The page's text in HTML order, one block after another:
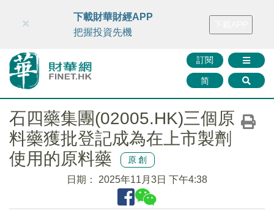
財華智庫網 FINTV FINMETA 財華證券 媒體矩陣
訂閱
简
×
下載財華財經APP
把握投資先機
石四藥集團(02005.HK)三個原
料藥獲批登記成為在上市製劑
使用的原料藥
原創
日期： 2025年11月3日 下午4:38